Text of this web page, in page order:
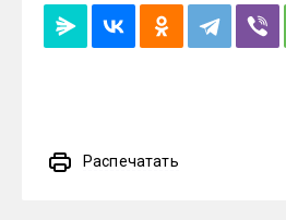
Распечатать